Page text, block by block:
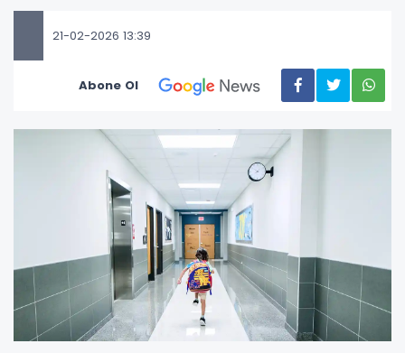
21-02-2026 13:39
Abone Ol